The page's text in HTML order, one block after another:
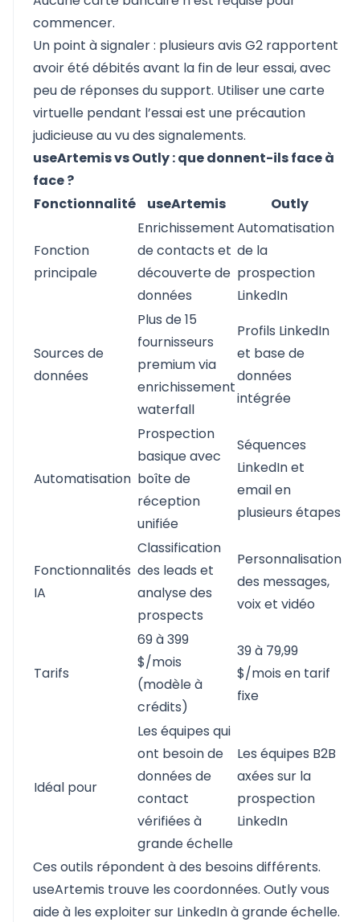
commencer.
Un point à signaler : plusieurs avis G2 rapportent
avoir été débités avant la fin de leur essai, avec
peu de réponses du support. Utiliser une carte
virtuelle pendant l’essai est une précaution
judicieuse au vu des signalements.
useArtemis vs Outly : que donnent-ils face à
face ?
Fonctionnalité
useArtemis Outly
Fonction
principale
Enrichissement
de contacts et
découverte de
données
Automatisation
de la
prospection
LinkedIn
Sources de
données
Plus de 15
fournisseurs
premium via
enrichissement
waterfall
Profils LinkedIn
et base de
données
intégrée
Automatisation
Prospection
basique avec
boîte de
réception
unifiée
Séquences
LinkedIn et
email en
plusieurs étapes
Fonctionnalités
IA
Classification
des leads et
analyse des
prospects
Personnalisation
des messages,
voix et vidéo
Tarifs
69 à 399
$/mois
(modèle à
crédits)
39 à 79,99
$/mois en tarif
fixe
Idéal pour
Les équipes qui
ont besoin de
données de
contact
vérifiées à
grande échelle
Les équipes B2B
axées sur la
prospection
LinkedIn
Ces outils répondent à des besoins différents.
useArtemis trouve les coordonnées. Outly vous
aide à les exploiter sur LinkedIn à grande échelle.